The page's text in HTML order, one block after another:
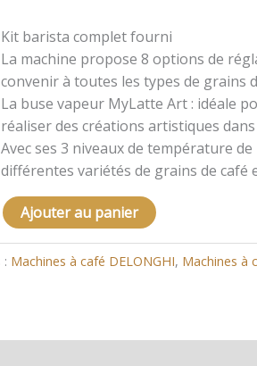
Kit barista complet fourni
La machine propose 8 options de
convenir à toutes les types de grains
La buse vapeur MyLatte Art : idéale
réaliser des créations artistiques
Avec ses 3 niveaux de température
différentes variétés de grains de
Ajouter au panier
: Machines à café DELONGHI, Machines à